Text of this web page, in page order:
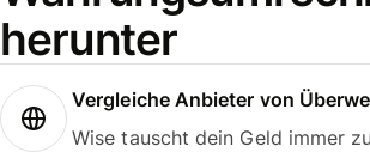
herunter
Vergleiche Anbieter von
Wise tauscht dein Geld immer